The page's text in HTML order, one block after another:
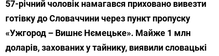
57-річний чоловік намагався приховано вивезти
готівку до Словаччини через пункт пропуску
«Ужгород – Вишнє Нємецьке». Майже 1 млн
доларів, захованих у тайнику, виявили словацькі